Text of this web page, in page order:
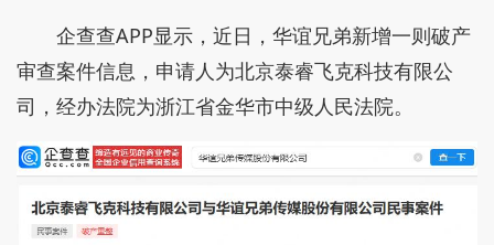
企查查APP显示，近日，华谊兄弟新增一则破产
审查案件信息，申请人为北京泰睿飞克科技有限公
司，经办法院为浙江省金华市中级人民法院。